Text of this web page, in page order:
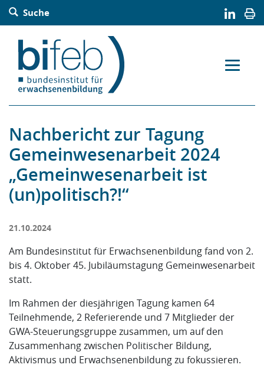
Barrierefreie Bedienung der Webseite:
Zur Navigation springen
Zur Suche springen
Zum Inhalt springen
Zur Sitemap springen
Zum Kontakt springen
Suche
Nachbericht zur Tagung
Gemeinwesenarbeit 2024
„Gemeinwesenarbeit ist
(un)politisch?!“
21.10.2024
Am Bundesinstitut für Erwachsenenbildung fand von 2.
bis 4. Oktober 45. Jubiläumstagung Gemeinwesenarbeit
statt.
Im Rahmen der diesjährigen Tagung kamen 64
Teilnehmende, 2 Referierende und 7 Mitglieder der
GWA-Steuerungsgruppe zusammen, um auf den
Zusammenhang zwischen Politischer Bildung,
Aktivismus und Erwachsenenbildung zu fokussieren.